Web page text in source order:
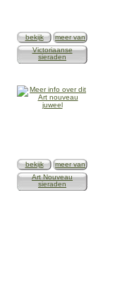
bekijk
meer van
Victoriaanse
sieraden
bekijk
meer van
Art Nouveau
sieraden